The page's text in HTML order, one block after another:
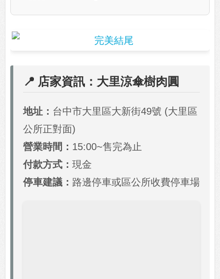
📍 店家資訊：大里涼傘樹肉圓
地址： 台中市大里區大新街49號 (大里區
公所正對面)
營業時間： 15:00~售完為止
付款方式： 現金
停車建議： 路邊停車或區公所收費停車場